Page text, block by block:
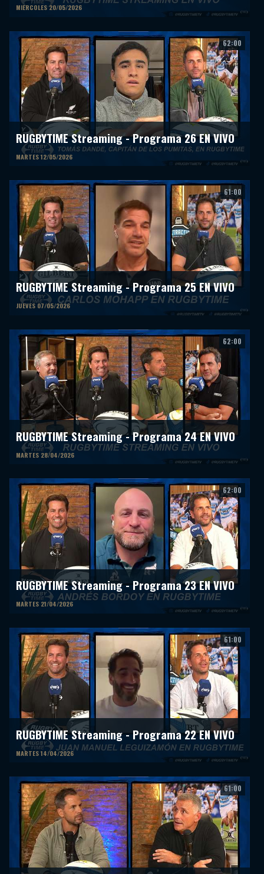
MIERCOLES 20/05/2026
62:00
RUGBYTIME Streaming - Programa 26 EN VIVO
MARTES 12/05/2026
61:00
RUGBYTIME Streaming - Programa 25 EN VIVO
JUEVES 07/05/2026
62:00
RUGBYTIME Streaming - Programa 24 EN VIVO
MARTES 28/04/2026
62:00
RUGBYTIME Streaming - Programa 23 EN VIVO
MARTES 21/04/2026
61:00
RUGBYTIME Streaming - Programa 22 EN VIVO
MARTES 14/04/2026
61:00